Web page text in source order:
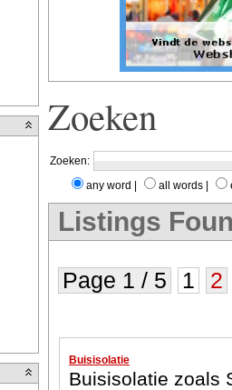
Zoeken
Zoeken:
any word
all words|
Listings
Page 1 / 5 1 2
Buisisolatie
Buisisolatie zoals